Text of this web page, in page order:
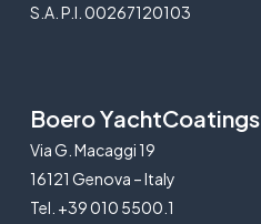
S.A. P.I. 00267120103
Boero YachtCoatings
Via G. Macaggi 19
16121 Genova – Italy
Tel. +39 010 5500.1